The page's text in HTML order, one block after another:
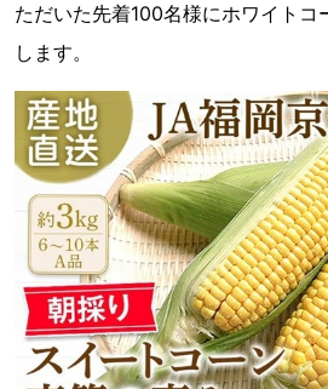
ただいた先着100名様にホワイトコ
します。